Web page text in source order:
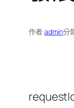
作者:admin分